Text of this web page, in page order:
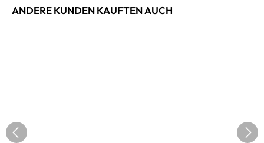
ANDERE KUNDEN KAUFTEN AUCH